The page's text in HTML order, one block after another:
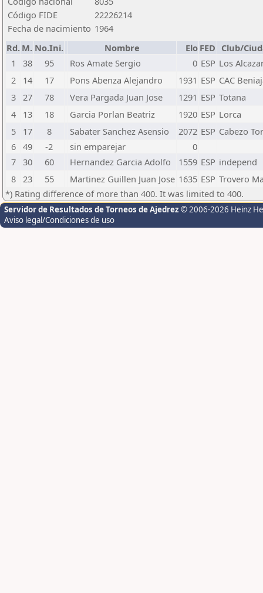
Código FIDE
22226214
Fecha de nacimiento 1964
Rd. M. No.Ini. Nombre Elo FED Club/
1
38 95 Ros Amate Sergio 0 ESP Los
2
14 17 Pons Abenza Alejandro 1931 ESP CAC
3 27 78 Vera Pargada Juan Jose 1291 ESP Totana
4
13 18 Garcia Porlan Beatriz 1920 ESP Lorca
5
17 8 Sabater Sanchez Asensio 2072 ESP Cabezo
6 49 -2 sin emparejar
0
7 30 60 Hernandez Garcia Adolfo 1559 ESP independ
8 23 55 Martinez Guillen Juan Jose 1635 ESP Trovero
*) Rating difference of more than 400. It was limited to 400.
Servidor de Resultados de Torneos de Ajedrez © 2006-2026 Heinz
Aviso legal/Condiciones de uso